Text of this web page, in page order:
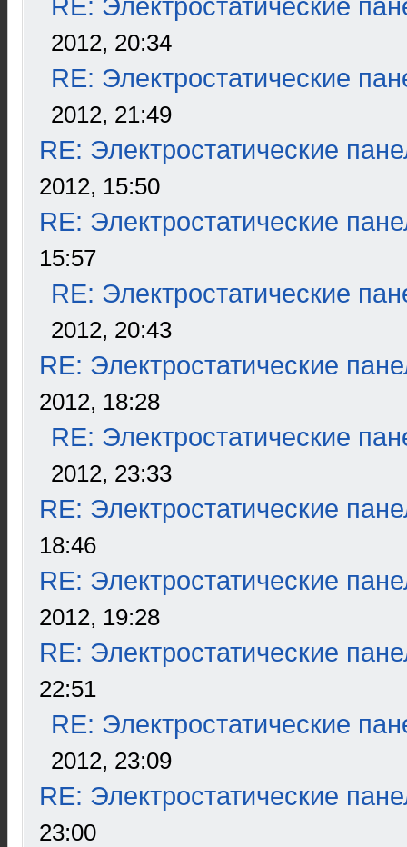
RE: Электростатические
2012, 20:34
RE: Электростатические
2012, 21:49
RE: Электростатические
2012, 15:50
RE: Электростатические
15:57
RE: Электростатические
2012, 20:43
RE: Электростатические
2012, 18:28
RE: Электростатические
2012, 23:33
RE: Электростатические
18:46
RE: Электростатические
2012, 19:28
RE: Электростатические
22:51
RE: Электростатические
2012, 23:09
RE: Электростатические
23:00